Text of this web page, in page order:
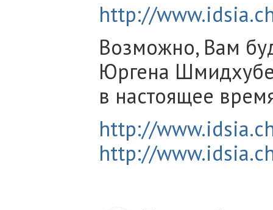
http://
Возможно, Вам
Юргена
в настоящее
http://
http://